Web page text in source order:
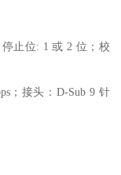
止位: 1 或 2 位；校
；接头：D-Sub 9 针